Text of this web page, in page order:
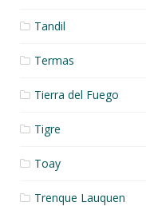
Tandil
Termas
Tierra del Fuego
Tigre
Toay
Trenque Lauquen